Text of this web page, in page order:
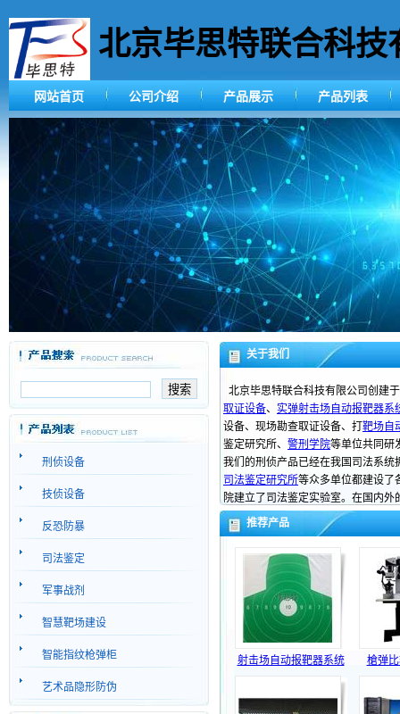
北京毕思特联合科技
网站首页 公司介绍 产品展示 产品列表
刑侦设备
技侦设备
反恐防暴
司法鉴定
军事战剂
智慧靶场建设
智能指纹枪弹柜
艺术品隐形防伪
关于我们
北京毕思特联合科技有限公司创建
取证设备、 实弹射击场自动报靶器系
设备、现场勘查取证设备、打 靶场自
鉴定研究所、 警刑学院等单位共同研
我们的刑侦产品已经在我国司法系统
司法鉴定研究所等众多单位都建设了
院建立了司法鉴定实验室。在国内外
推荐产品
射击场自动报靶器系统 槍弹